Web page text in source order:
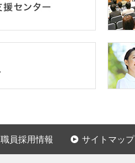
職員採用情報 サイトマップ